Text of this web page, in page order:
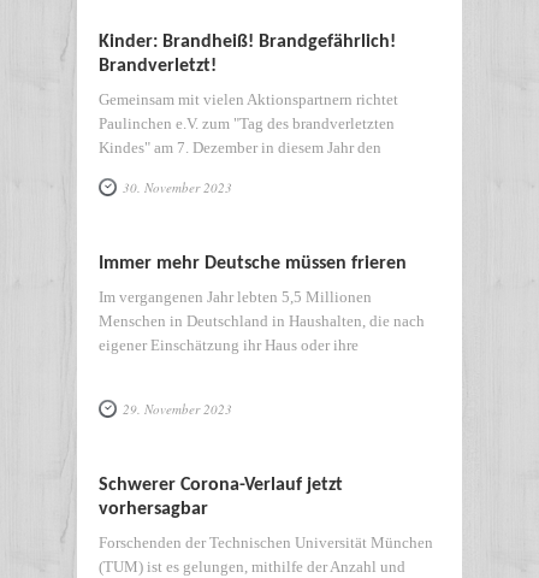
Kinder: Brandheiß! Brandgefährlich!
Brandverletzt!
Gemeinsam mit vielen Aktionspartnern richtet
Paulinchen e.V. zum "Tag des brandverletzten
Kindes" am 7. Dezember in diesem Jahr den
30. November 2023
Immer mehr Deutsche müssen frieren
Im vergangenen Jahr lebten 5,5 Millionen
Menschen in Deutschland in Haushalten, die nach
eigener Einschätzung ihr Haus oder ihre
29. November 2023
Schwerer Corona-Verlauf jetzt
vorhersagbar
Forschenden der Technischen Universität München
(TUM) ist es gelungen, mithilfe der Anzahl und